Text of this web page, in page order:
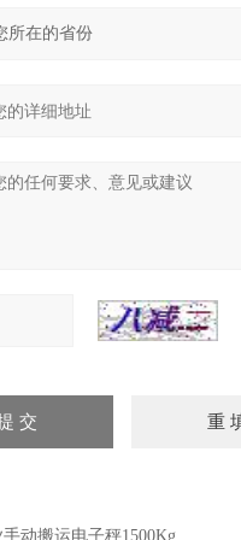
动搬运电子秤1500Kg